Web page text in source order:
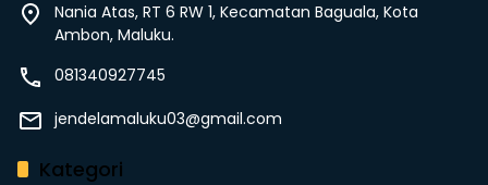
Nania Atas, RT 6 RW 1, Kecamatan Baguala, Kota
Ambon, Maluku.
081340927745
jendelamaluku03@gmail.com
Kategori